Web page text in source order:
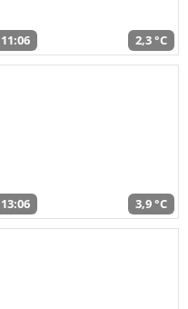
11:06 2,3 °C
13:06 3,9 °C